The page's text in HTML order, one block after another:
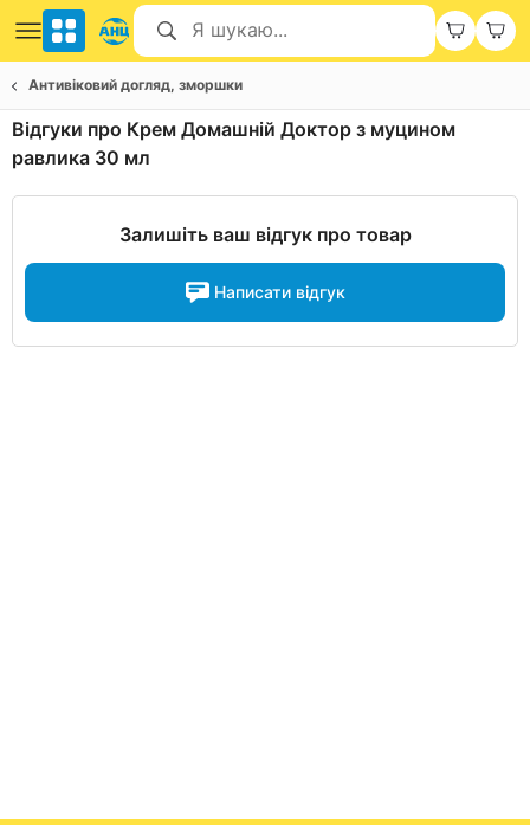
Антивіковий догляд, зморшки
Відгуки про Крем Домашній Доктор з муцином
равлика 30 мл
Залишіть ваш відгук про товар
Написати відгук